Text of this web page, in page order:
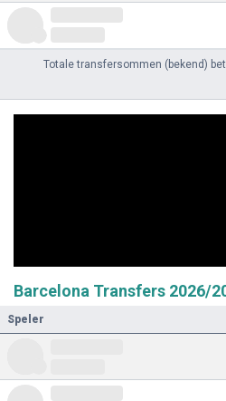
Totale transfersommen (bekend)
Barcelona Transfers 2026/
Speler